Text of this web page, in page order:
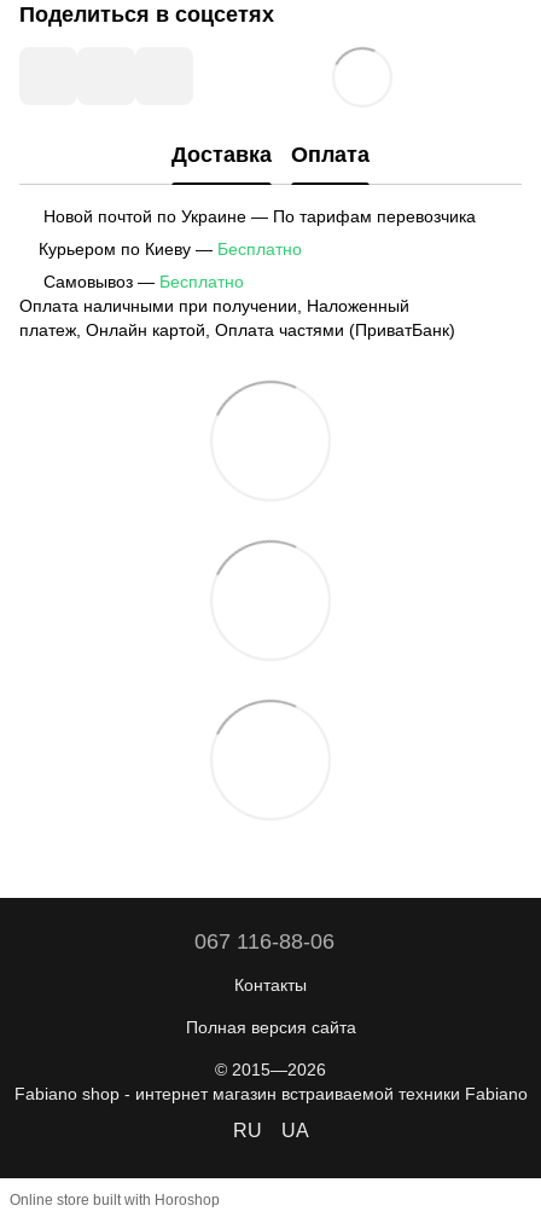
Поделиться в соцсетях
Доставка Оплата
Новой почтой по Украине — По тарифам перевозчика
Курьером по Киеву — Бесплатно
Самовывоз — Бесплатно
Оплата наличными при получении, Наложенный
платеж, Онлайн картой, Оплата частями (ПриватБанк)
067 116-88-06
Контакты
Полная версия сайта
© 2015—2026
Fabiano shop - интернет магазин встраиваемой техники Fabiano
RU UA
Online store built with Horoshop